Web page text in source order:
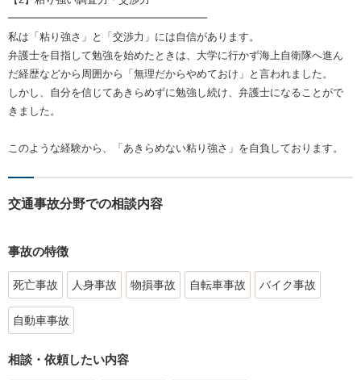
━━━━━━━━━━━━━━━━━━━
私は「粘り強さ」と「交渉力」には自信があります。
弁護士を目指して勉強を始めたときは、大学に行かず海上自衛隊へ進ん
だ経歴などから周囲から「無理だからやめておけ」と言われました。
しかし、自分を信じてあきらめずに勉強し続け、弁護士になることがで
きました。
このような経験から、「あきらめない粘り強さ」を自負しております。
交通事故分野での相談内容
事故の特徴
死亡事故 人身事故 物損事故 自転車事故 バイク事故
自動車事故
相談・依頼したい内容